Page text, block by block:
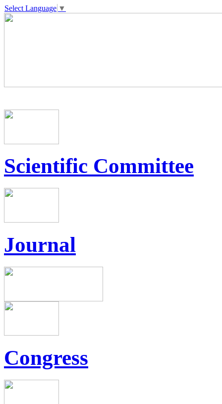
Select Language ▼
Scientific Committee
Journal
Congress